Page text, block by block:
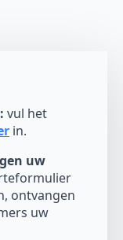
vul het
in.
uw
ontvangen
uw